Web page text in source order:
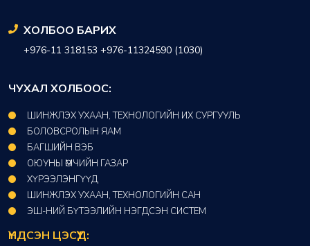
ХОЛБОО БАРИХ
+976-11 318153 +976-11324590 (1030)
ЧУХАЛ ХОЛБООС:
ШИНЖЛЭХ УХААН, ТЕХНОЛОГИЙН ИХ СУРГУУЛЬ
БОЛОВСРОЛЫН ЯАМ
БАГШИЙН ВЭБ
ОЮУНЫ ӨМЧИЙН ГАЗАР​
ХҮРЭЭЛЭНГҮҮД​
ШИНЖЛЭХ УХААН, ТЕХНОЛОГИЙН САН​
ЭШ-НИЙ БҮТЭЭЛИЙН НЭГДСЭН СИСТЕМ
ҮНДСЭН ЦЭСҮҮД: